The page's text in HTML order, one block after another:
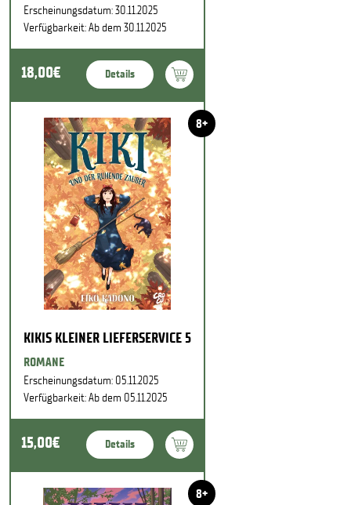
Erscheinungsdatum: 30.11.2025
Verfügbarkeit: Ab dem 30.11.2025
18,00€ Details
8+
KIKIS KLEINER LIEFERSERVICE 5
ROMANE
Erscheinungsdatum: 05.11.2025
Verfügbarkeit: Ab dem 05.11.2025
15,00€ Details
8+